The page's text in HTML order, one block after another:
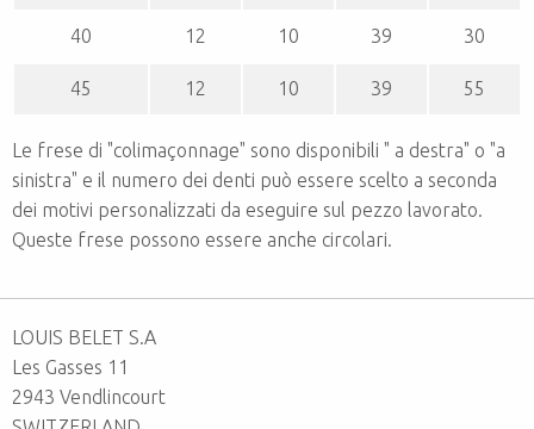
40 12 10 39 30
45 12 10 39 55
Le frese di "colimaçonnage" sono disponibili " a destra" o "a
sinistra" e il numero dei denti può essere scelto a seconda
dei motivi personalizzati da eseguire sul pezzo lavorato.
Queste frese possono essere anche circolari.
LOUIS BELET S.A
Les Gasses 11
2943 Vendlincourt